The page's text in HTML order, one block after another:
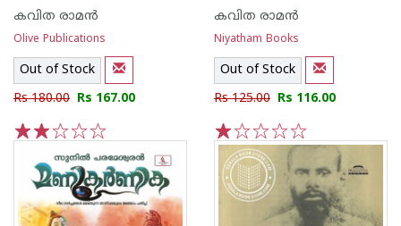
കവിത രാമന്‍
Olive Publications
Out of Stock
Rs 180.00 Rs 167.00
കവിത രാമന്‍
Niyatham Books
Out of Stock
Rs 125.00 Rs 116.00
5
4
3
2
1